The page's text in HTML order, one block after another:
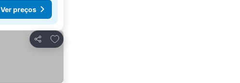
Ver preços
Partilhar
Adicionar aos favoritos